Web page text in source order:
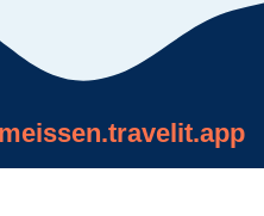
meissen.travelit.app